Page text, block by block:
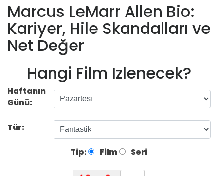
Marcus LeMarr Allen Bio:
Kariyer, Hile Skandalları ve
Net Değer
Hangi Film Izlenecek?
Haftanın
Günü:
Tür:
Tip: Film Seri